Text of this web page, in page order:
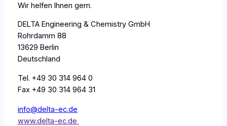
Wir helfen Ihnen gern.
DELTA Engineering & Chemistry GmbH
Rohrdamm 88
13629 Berlin
Deutschland
Tel. +49 30 314 964 0
Fax +49 30 314 964 31
info@delta-ec.de
www.delta-ec.de